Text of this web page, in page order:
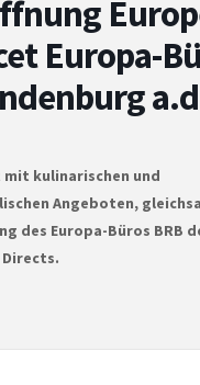
Europa-
mit kulinarischen und
Angeboten,
des Europa-Büros BRB
Directs.